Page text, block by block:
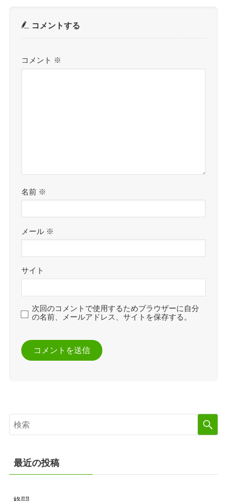
コメントする
コメント ※
名前 ※
メール ※
サイト
次回のコメントで使用するためブラウザーに自分
の名前、メールアドレス、サイトを保存する。
最近の投稿